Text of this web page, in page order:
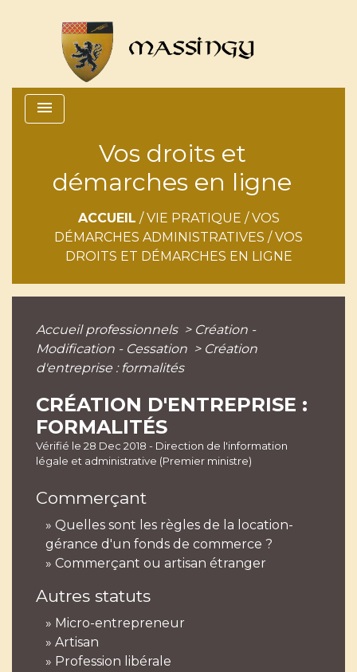
menu
Vos droits et
démarches en ligne
ACCUEIL /VIE PRATIQUE /VOS
DÉMARCHES ADMINISTRATIVES /VOS
DROITS ET DÉMARCHES EN LIGNE
Accueil professionnels > Création -
Modification - Cessation > Création
d'entreprise : formalités
CRÉATION D'ENTREPRISE :
FORMALITÉS
Vérifié le 28 Dec 2018 - Direction de l'information
légale et administrative (Premier ministre)
Commerçant
Quelles sont les règles de la location-
gérance d'un fonds de commerce ?
Commerçant ou artisan étranger
Autres statuts
Micro-entrepreneur
Artisan
Profession libérale